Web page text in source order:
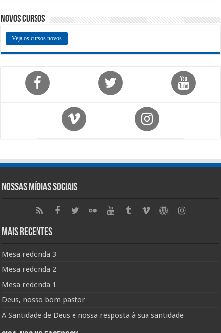
Novos Cursos
Veja os cursos novos
Nossas Mídias Sociais
Mais Recentes
Mesa redonda 3
Mesa redonda 2
Mesa redonda 1
Deus, nosso bom pastor
A Santidade de Deus e nossa resposta à sua santidade